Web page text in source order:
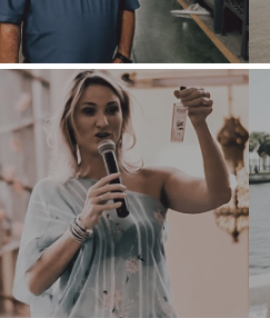
HANDELAARS
KORPORATIEWE
ONDERSTEUNING
SPANSOEKTOG
TOEKENNINGS
GEE TERUG
PROSES
DIE GETALLE
KONTAK
LOOPBANE